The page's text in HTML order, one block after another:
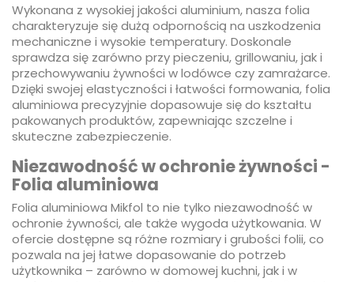
Wykonana z wysokiej jakości aluminium, nasza folia
charakteryzuje się dużą odpornością na uszkodzenia
mechaniczne i wysokie temperatury. Doskonale
sprawdza się zarówno przy pieczeniu, grillowaniu, jak i
przechowywaniu żywności w lodówce czy zamrażarce.
Dzięki swojej elastyczności i łatwości formowania, folia
aluminiowa precyzyjnie dopasowuje się do kształtu
pakowanych produktów, zapewniając szczelne i
skuteczne zabezpieczenie.
Niezawodność w ochronie żywności -
Folia aluminiowa
Folia aluminiowa Mikfol to nie tylko niezawodność w
ochronie żywności, ale także wygoda użytkowania. W
ofercie dostępne są różne rozmiary i grubości folii, co
pozwala na jej łatwe dopasowanie do potrzeb
użytkownika – zarówno w domowej kuchni, jak i w